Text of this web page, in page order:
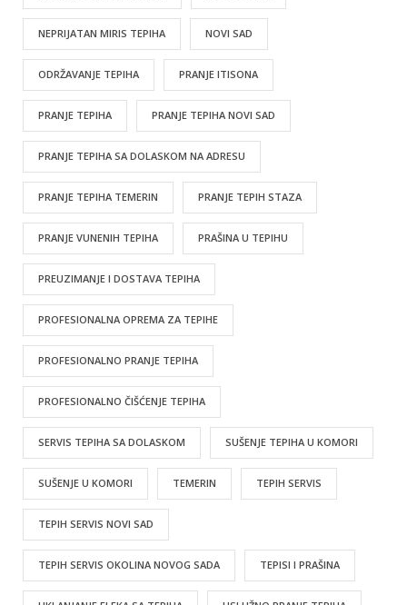
NEPRIJATAN MIRIS TEPIHA NOVI SAD
ODRŽAVANJE TEPIHA PRANJE ITISONA
PRANJE TEPIHA PRANJE TEPIHA NOVI SAD
PRANJE TEPIHA SA DOLASKOM NA ADRESU
PRANJE TEPIHA TEMERIN PRANJE TEPIH STAZA
PRANJE VUNENIH TEPIHA PRAŠINA U TEPIHU
PREUZIMANJE I DOSTAVA TEPIHA
PROFESIONALNA OPREMA ZA TEPIHE
PROFESIONALNO PRANJE TEPIHA
PROFESIONALNO ČIŠĆENJE TEPIHA
SERVIS TEPIHA SA DOLASKOM SUŠENJE TEPIHA U KOMORI
SUŠENJE U KOMORI TEMERIN TEPIH SERVIS
TEPIH SERVIS NOVI SAD
TEPIH SERVIS OKOLINA NOVOG SADA TEPISI I PRAŠINA